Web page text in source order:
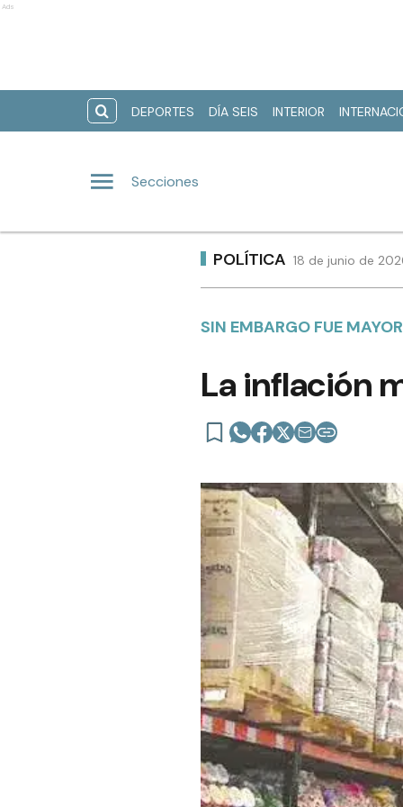
Ads
DEPORTES DÍA SEIS INTERIOR
Secciones
POLÍTICA 18 de junio de
SIN EMBARGO FUE
La inflación